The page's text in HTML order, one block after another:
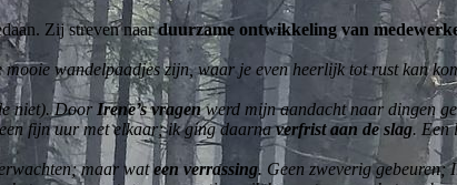
Zij streven naarduurzame ontwikkeling van
wandelpaadjes zijn, waar je even heerlijk tot rust kan
niet). Door Irene’s vragenwerd mijn aandacht naar dingen
fijn uur met elkaar; ik ging daarnaverfrist aan de slag. Een
maar wateen verrassing. Geen zweverig gebeuren;